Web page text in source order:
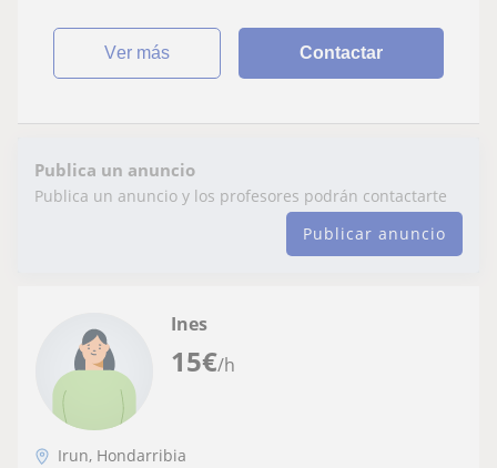
ver más Contactar
Publica un anuncio
Publica un anuncio y los profesores podrán contactarte
Publicar anuncio
15€/h
Ines
Irun, Hondarribia